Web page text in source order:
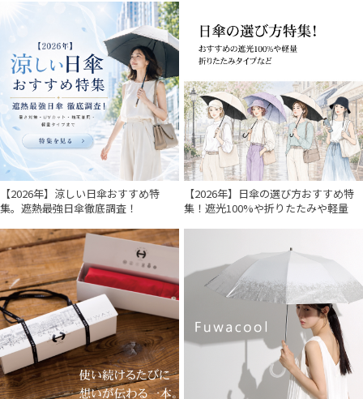
【2026年】涼しい日傘おすすめ特
集。遮熱最強日傘徹底調査！
【2026年】日傘の選び方おすすめ特
集！遮光100%や折りたたみや軽量